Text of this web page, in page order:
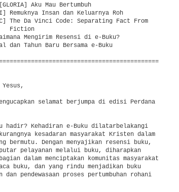
Aku Mau Bertumbuh
Remuknya Insan dan Keluarnya Roh
The Da Vinci Code: Separating Fact From
Fiction
Mengirim Resensi di e-Buku?
dan Tahun Baru Bersama e-Buku
selamat berjumpa di edisi Perdana
hadir? Kehadiran e-Buku dilatarbelakangi
kesadaran masyarakat Kristen dalam
bermutu. Dengan menyajikan resensi buku,
pelayanan melalui buku, diharapkan
dalam menciptakan komunitas masyarakat
buku, dan yang rindu menjadikan buku
dan pendewasaan proses pertumbuhan rohani